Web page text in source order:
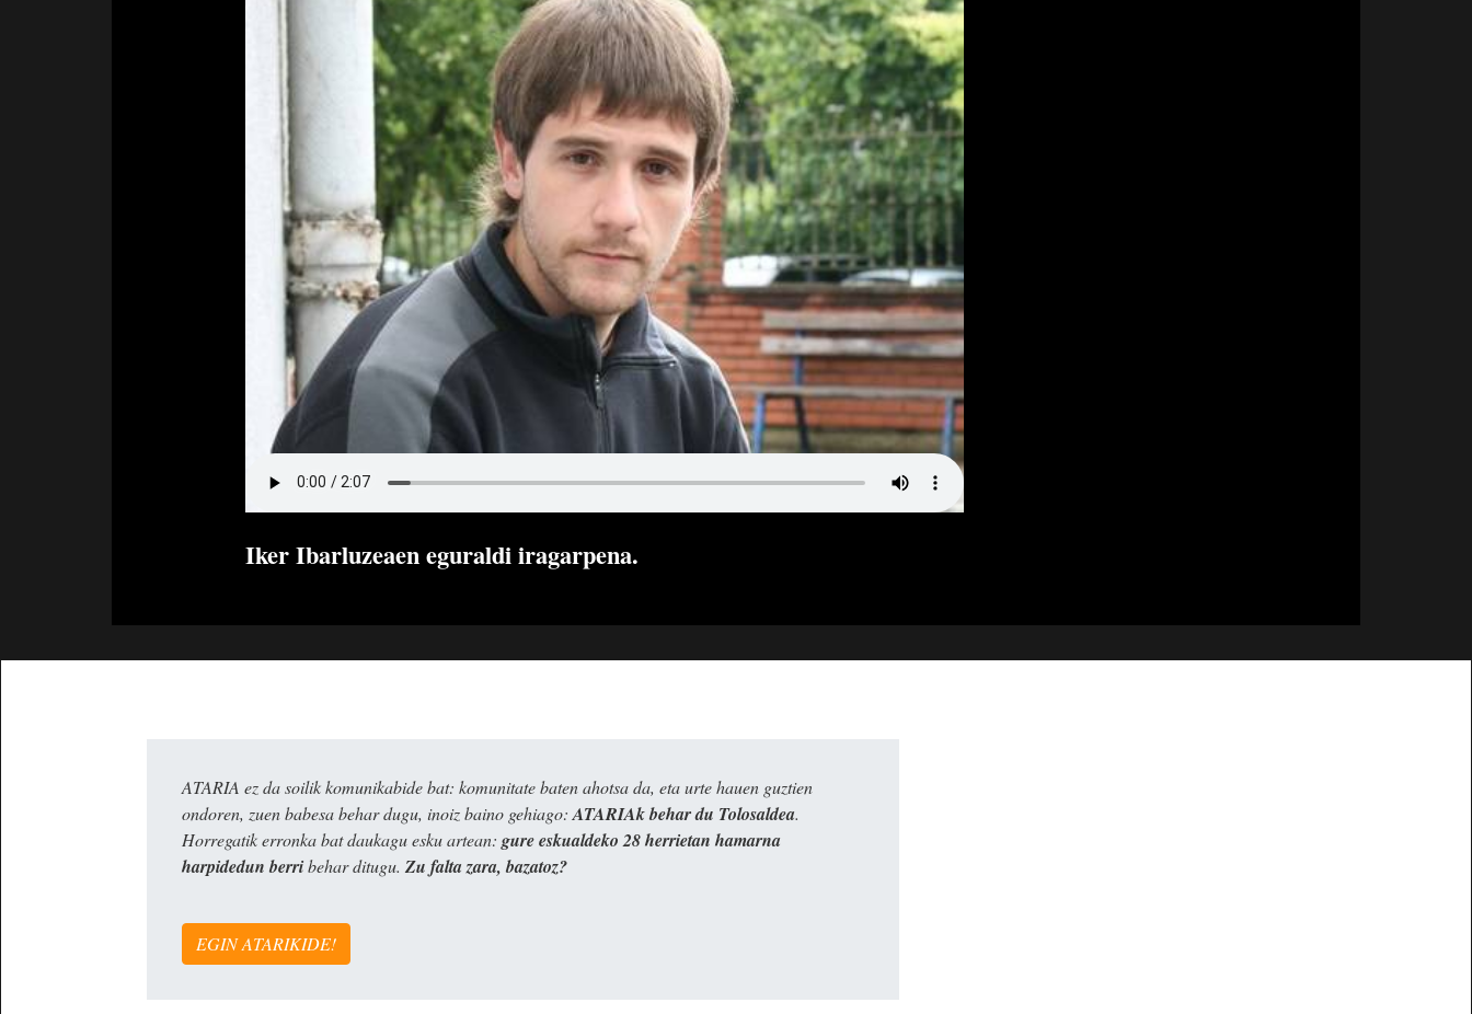
Iker Ibarluzeaen eguraldi iragarpena.
ATARIA ez da soilik komunikabide bat: komunitate baten ahotsa da, eta urte hauen guztien
ondoren, zuen babesa behar dugu, inoiz baino gehiago: ATARIAk behar du Tolosaldea.
Horregatik erronka bat daukagu esku artean: gure eskualdeko 28 herrietan hamarna
harpidedun berribehar ditugu. Zu falta zara, bazatoz?
EGIN ATARIKIDE!